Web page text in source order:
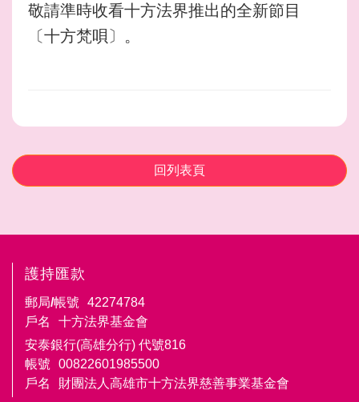
敬請準時收看十方法界推出的全新節目
〔十方梵唄〕 。
回列表頁
護持匯款
郵局/帳號
42274784
戶名
十方法界基金會
安泰銀行(高雄分行) 代號816
帳號
00822601985500
戶名
財團法人高雄市十方法界慈善事業基金會